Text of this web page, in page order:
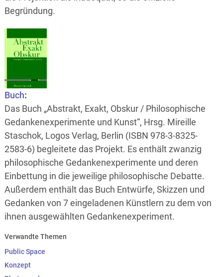
Begründung.
Buch:
Das Buch „Abstrakt, Exakt, Obskur / Philosophische
Gedankenexperimente und Kunst“, Hrsg. Mireille
Staschok, Logos Verlag, Berlin (ISBN 978-3-8325-
2583-6) begleitete das Projekt. Es enthält zwanzig
philosophische Gedankenexperimente und deren
Einbettung in die jeweilige philosophische Debatte.
Außerdem enthält das Buch Entwürfe, Skizzen und
Gedanken von 7 eingeladenen Künstlern zu dem von
ihnen ausgewählten Gedankenexperiment.
Verwandte Themen
Public Space
Konzept